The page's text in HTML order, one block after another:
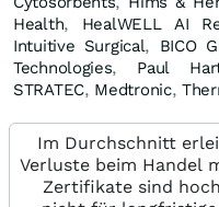
Health, HealWELL AI
Intuitive Surgical, BICO
Technologies, Paul
STRATEC, Medtronic,
Im Durchschnitt
Verluste beim Handel
Zertifikate sind